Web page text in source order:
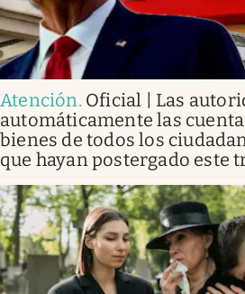
Atención. Oficial | Las
automáticamente las
bienes de todos los
que hayan postergado este